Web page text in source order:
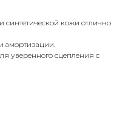
синтетической кожи отлично
амортизации.
уверенного сцепления с